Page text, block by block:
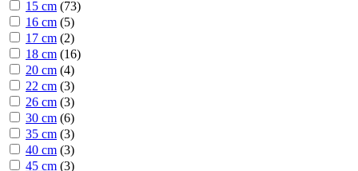
15 cm (73)
16 cm (5)
17 cm (2)
18 cm (16)
20 cm (4)
22 cm (3)
26 cm (3)
30 cm (6)
35 cm (3)
40 cm (3)
45 cm (3)